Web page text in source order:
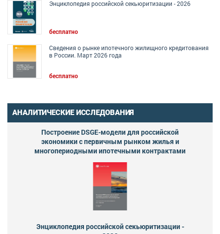
Энциклопедия российской секьюритизации - 2026
бесплатно
Сведения о рынке ипотечного жилищного кредитования
в России. Март 2026 года
бесплатно
АНАЛИТИЧЕСКИЕ ИССЛЕДОВАНИЯ
Построение DSGE-модели для российской
экономики с первичным рынком жилья и
многопериодными ипотечными контрактами
Энциклопедия российской секьюритизации -